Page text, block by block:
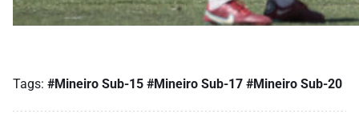
Tags: #Mineiro Sub-15 #Mineiro Sub-17 #Mineiro Sub-20